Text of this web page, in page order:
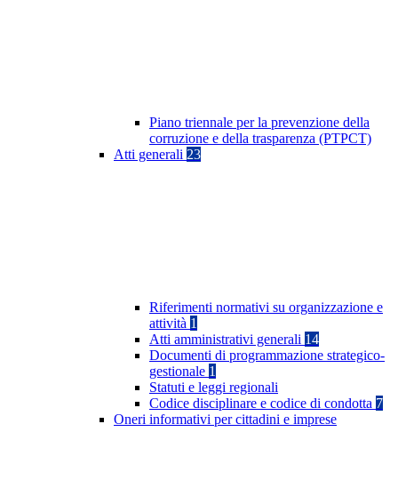
Piano triennale per la prevenzione della
corruzione e della trasparenza (PTPCT)
Atti generali 23
Riferimenti normativi su organizzazione e
attività 1
Atti amministrativi generali 14
Documenti di programmazione strategico-
gestionale 1
Statuti e leggi regionali
Codice disciplinare e codice di condotta 7
Oneri informativi per cittadini e imprese